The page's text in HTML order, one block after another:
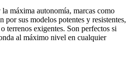
máxima autonomía, marcas como
sus modelos potentes y resistentes,
terrenos exigentes. Son perfectos si
al máximo nivel en cualquier